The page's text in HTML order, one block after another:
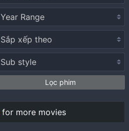
Lọc phim
for more movies